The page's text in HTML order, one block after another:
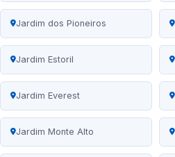
Jardim dos Pioneiros
Jardim Estoril
Jardim Everest
Jardim Monte Alto